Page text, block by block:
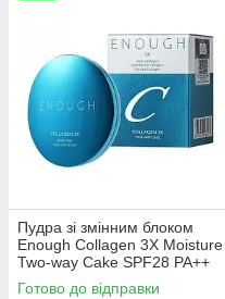
Пудра зі змінним блоком
Enough Collagen 3X Moisture
Two-way Cake SPF28 PA++
#13N 13g+13g
Готово до відправки